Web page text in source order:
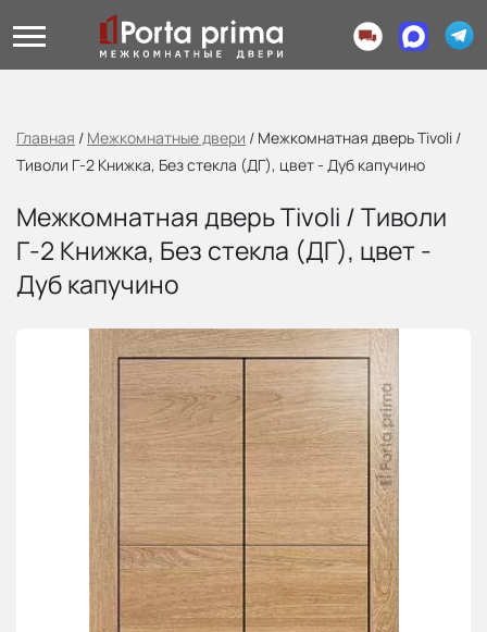
Главная / Межкомнатные двери / Межкомнатная дверь Tivoli /
Тиволи Г-2 Книжка, Без стекла (ДГ), цвет - Дуб капучино
Межкомнатная дверь Tivoli / Тиволи
Г-2 Книжка, Без стекла (ДГ), цвет -
Дуб капучино